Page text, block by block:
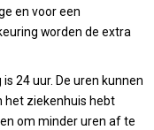
en voor een
worden de extra
24 uur. De uren kunnen
het ziekenhuis hebt
om minder uren af te